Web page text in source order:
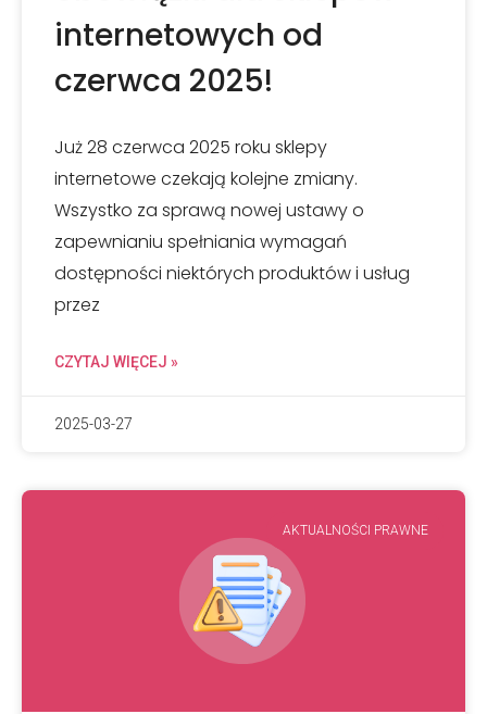
internetowych od
czerwca 2025!
Już 28 czerwca 2025 roku sklepy
internetowe czekają kolejne zmiany.
Wszystko za sprawą nowej ustawy o
zapewnianiu spełniania wymagań
dostępności niektórych produktów i usług
przez
CZYTAJ WIĘCEJ »
2025-03-27
AKTUALNOŚCI PRAWNE